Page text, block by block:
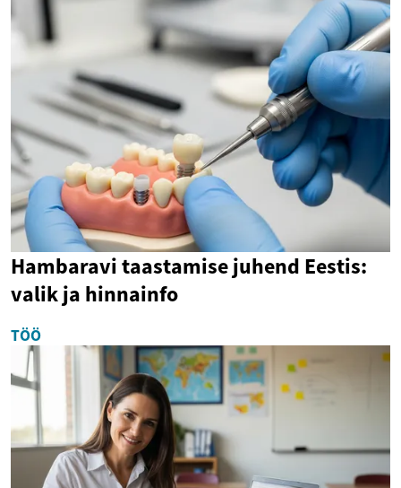
Hambaravi taastamise juhend Eestis:
valik ja hinnainfo
TÖÖ